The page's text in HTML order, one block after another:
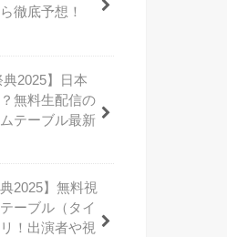
徹底予想！
典2025】日本
無料生配信の
テーブル最新
2025】無料視
ーブル（タイ
！出演者や視